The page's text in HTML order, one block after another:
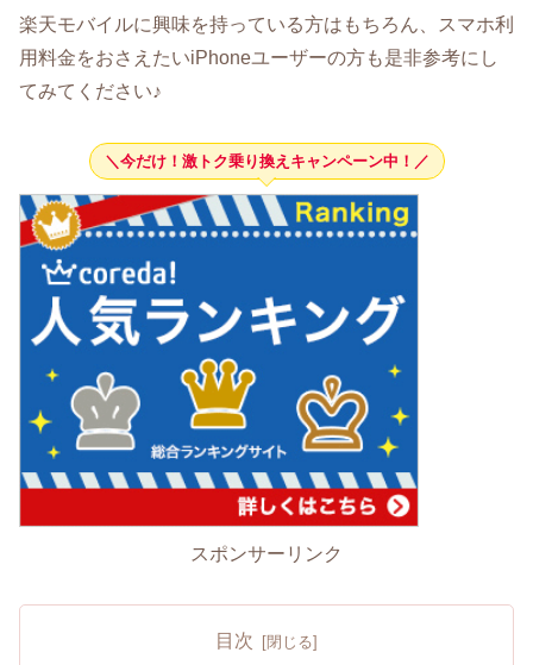
楽天モバイルに興味を持っている方はもちろん、スマホ利
用料金をおさえたいiPhoneユーザーの方も是非参考にし
てみてください♪
＼今だけ！激トク乗り換えキャンペーン中！／
スポンサーリンク
目次